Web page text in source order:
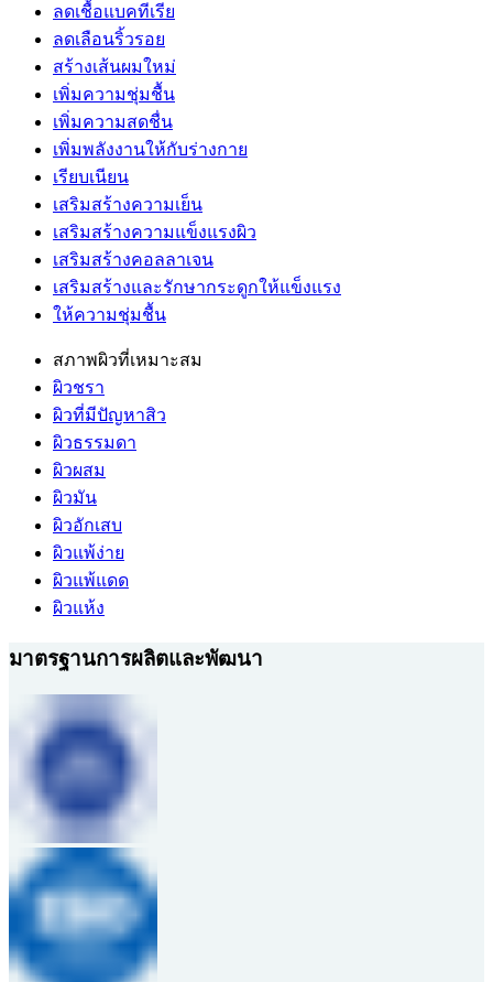
ลดเชื้อแบคทีเรีย
ลดเลือนริ้วรอย
สร้างเส้นผมใหม่
เพิ่มความชุ่มชื้น
เพิ่มความสดชื่น
เพิ่มพลังงานให้กับร่างกาย
เรียบเนียน
เสริมสร้างความเย็น
เสริมสร้างความแข็งแรงผิว
เสริมสร้างคอลลาเจน
เสริมสร้างและรักษากระดูกให้แข็งแรง
ให้ความชุ่มชื้น
สภาพผิวที่เหมาะสม
ผิวชรา
ผิวที่มีปัญหาสิว
ผิวธรรมดา
ผิวผสม
ผิวมัน
ผิวอักเสบ
ผิวแพ้ง่าย
ผิวแพ้แดด
ผิวแห้ง
มาตรฐานการผลิตและพัฒนา